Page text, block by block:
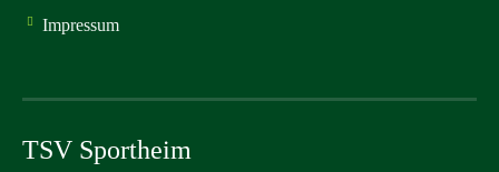
Impressum
TSV Sportheim